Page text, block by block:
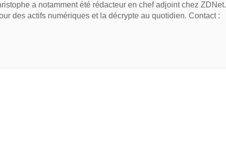
a notamment été rédacteur en chef adjoint chez ZDNet.
des actifs numériques et la décrypte au quotidien. Contact :